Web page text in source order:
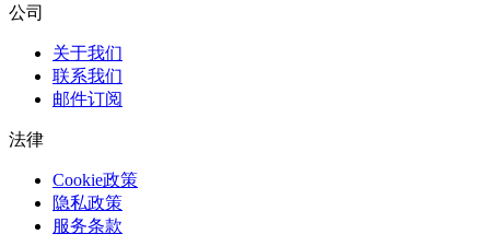
公司
关于我们
联系我们
邮件订阅
法律
Cookie政策
隐私政策
服务条款